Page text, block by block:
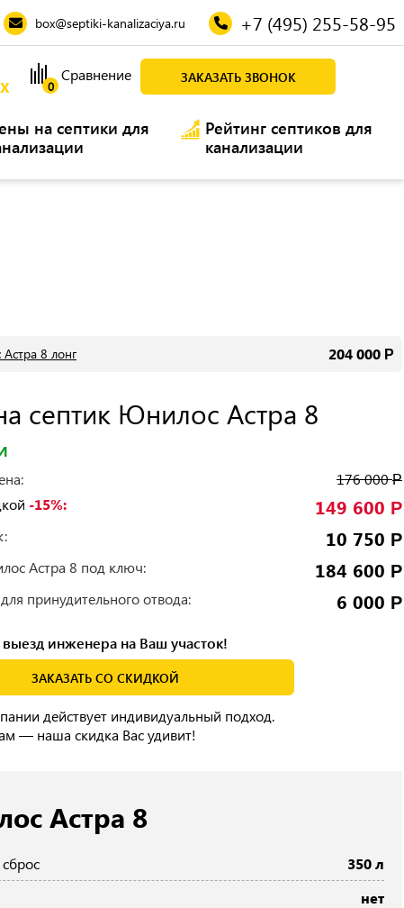
box@septiki-kanalizaciya.ru +7 (495) 255-58-95
0
Сравнение ЗАКАЗАТЬ ЗВОНОК
на септики для
Рейтинг септиков для
канализации
8 лонг 204 000 Р
септик Юнилос Астра 8
176 000Р
-15%: 149 600 Р
10 750 Р
Астра 8 под ключ: 184 600 Р
принудительного отвода: 6 000 Р
инженера на Ваш участок!
ЗАКАЗАТЬ СО СКИДКОЙ
действует индивидуальный подход.
— наша скидка Вас удивит!
Астра 8
350 л
нет